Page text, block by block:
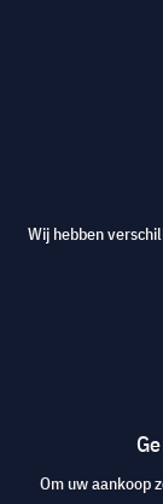
Wij hebben
Om uw aankoop